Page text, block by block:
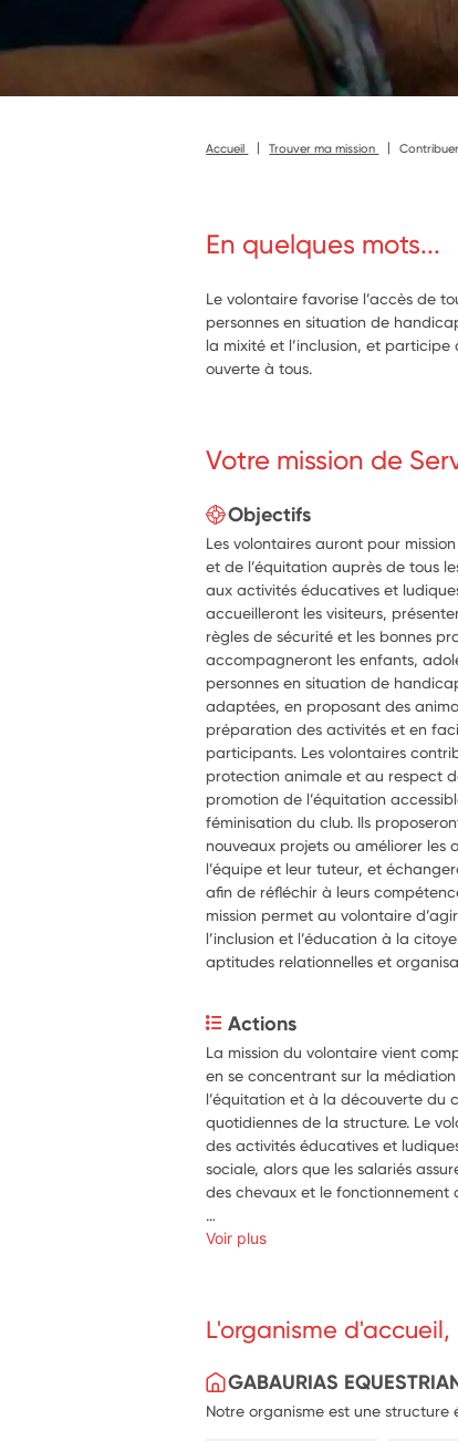
Accueil Trouver ma mission
En quelques mots...
Le volontaire favorise l’accès de
personnes en situation de
la mixité et l’inclusion, et
ouverte à tous.
Votre mission de
Objectifs
Les volontaires auront pour
et de l’équitation auprès de tous
aux activités éducatives et
accueilleront les visiteurs,
règles de sécurité et les bonnes
accompagneront les enfants,
personnes en situation de
adaptées, en proposant des
préparation des activités et en
participants. Les volontaires
protection animale et au respect
promotion de l’équitation
féminisation du club. Ils
nouveaux projets ou améliorer les
l’équipe et leur tuteur, et
afin de réfléchir à leurs
mission permet au volontaire
l’inclusion et l’éducation à la
aptitudes relationnelles et
Actions
La mission du volontaire vient
en se concentrant sur la
l’équitation et à la découverte du
quotidiennes de la structure. Le
des activités éducatives et
sociale, alors que les salariés
des chevaux et le fonctionnement
Ainsi, le volontaire agit dans un
sans jamais remplacer les
Voir plus
L'organisme
GABAURIAS
Notre organisme est une